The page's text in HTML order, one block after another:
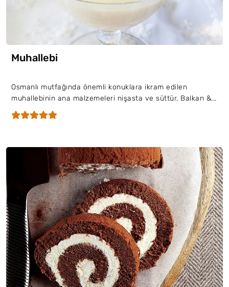
Muhallebi
Osmanlı mutfağında önemli konuklara ikram edilen
muhallebinin ana malzemeleri nişasta ve süttür. Balkan &...